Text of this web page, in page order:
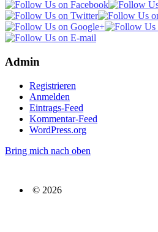
Admin
Registrieren
Anmelden
Eintrags-Feed
Kommentar-Feed
WordPress.org
Bring mich nach oben
© 2026